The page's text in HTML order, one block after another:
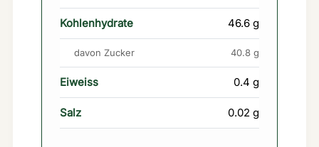
Kohlenhydrate 46.6 g
davon Zucker 40.8 g
Eiweiss 0.4 g
Salz 0.02 g